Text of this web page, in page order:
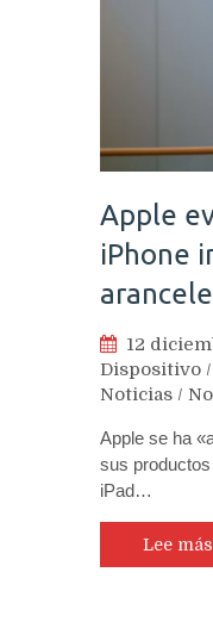
Apple
iPhone
12
Dispositivo /
Noticias /
Apple se ha
sus
iPad…
Lee más